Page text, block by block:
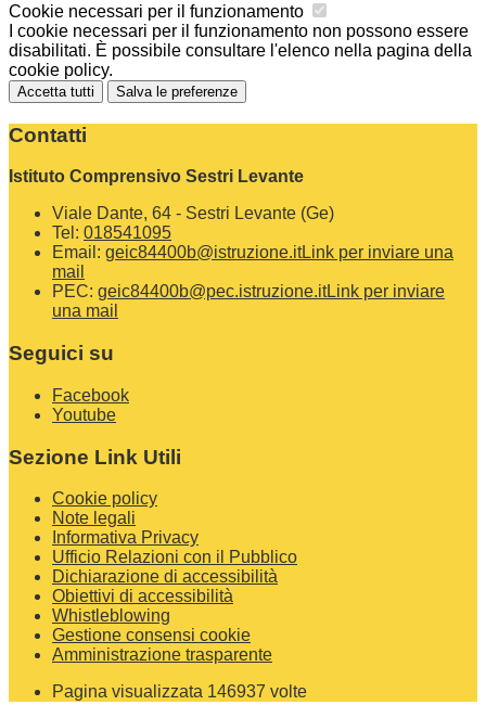
Cookie necessari per il funzionamento
I cookie necessari per il funzionamento non possono essere
disabilitati. È possibile consultare l'elenco nella pagina della
cookie policy.
Accetta tutti Salva le preferenze
Contatti
Istituto Comprensivo Sestri Levante
Viale Dante, 64 - Sestri Levante (Ge)
Tel: 018541095
Email: geic84400b@istruzione.itLink per inviare una
mail
PEC: geic84400b@pec.istruzione.itLink per inviare
una mail
Seguici su
Facebook
Youtube
Sezione Link Utili
Cookie policy
Note legali
Informativa Privacy
Ufficio Relazioni con il Pubblico
Dichiarazione di accessibilità
Obiettivi di accessibilità
Whistleblowing
Gestione consensi cookie
Amministrazione trasparente
Pagina visualizzata 146937 volte